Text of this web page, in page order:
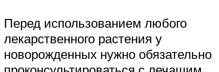
Перед использованием любого
лекарственного растения у
новорожденных нужно обязательно